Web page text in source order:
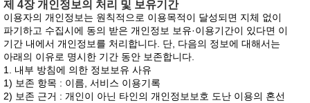
제 4장 개인정보의 처리 및 보유기간
이용자의 개인정보는 원칙적으로 이용목적이 달성되면 지체 없이
파기하고 수집시에 동의 받은 개인정보 보유·이용기간이 있다면 이
기간 내에서 개인정보를 처리합니다. 단, 다음의 정보에 대해서는
아래의 이유로 명시한 기간 동안 보존합니다.
1. 내부 방침에 의한 정보보유 사유
1) 보존 항목 : 이름, 서비스 이용기록
2) 보존 근거 : 개인이 아닌 타인의 개인정보보호 도난 이용의 혼선